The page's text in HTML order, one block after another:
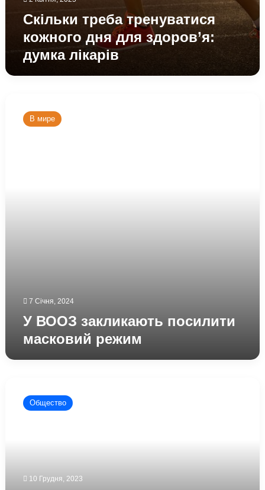
Скільки треба тренуватися
кожного дня для здоров’я:
думка лікарів
ВООЗ
закликають
В мире
7 Січня, 2024
У ВООЗ закликають посилити
масковий режим
сироп
б’ють
Общество
10 Грудня, 2023